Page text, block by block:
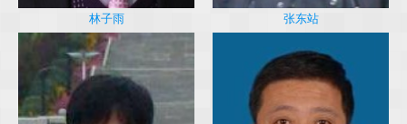
林子雨 张东站